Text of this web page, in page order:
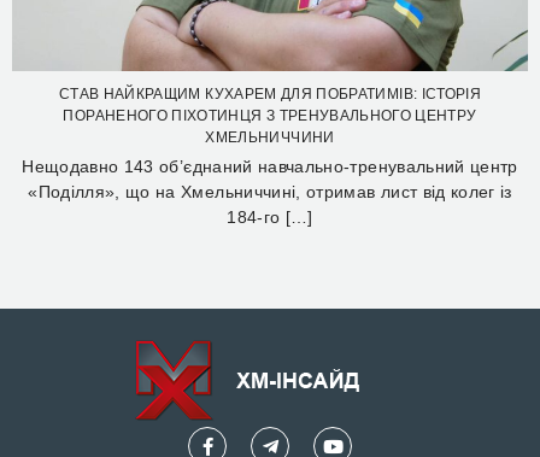
СТАВ НАЙКРАЩИМ КУХАРЕМ ДЛЯ ПОБРАТИМІВ: ІСТОРІЯ
ПОРАНЕНОГО ПІХОТИНЦЯ З ТРЕНУВАЛЬНОГО ЦЕНТРУ
ХМЕЛЬНИЧЧИНИ
Нещодавно 143 об’єднаний навчально-тренувальний центр
«Поділля», що на Хмельниччині, отримав лист від колег із
184-го […]